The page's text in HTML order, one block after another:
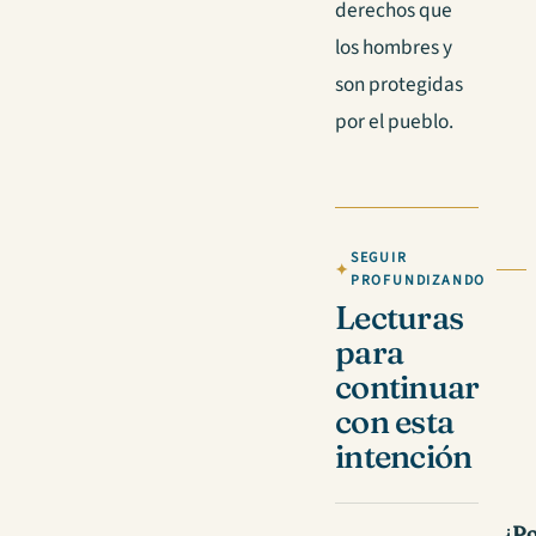
derechos que
los hombres y
son protegidas
por el pueblo.
SEGUIR
PROFUNDIZANDO
Lecturas
para
continuar
con esta
intención